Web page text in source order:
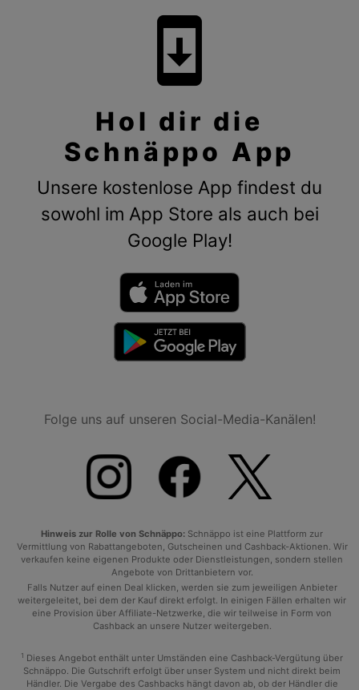
system_update
Hol dir die
Schnäppo App
Unsere kostenlose App findest du
sowohl im App Store als auch bei
Google Play!
Folge uns auf unseren Social-Media-Kanälen!
Hinweis zur Rolle von Schnäppo: Schnäppo ist eine Plattform zur
Vermittlung von Rabattangeboten, Gutscheinen und Cashback-Aktionen. Wir
verkaufen keine eigenen Produkte oder Dienstleistungen, sondern stellen
Angebote von Drittanbietern vor.
Falls Nutzer auf einen Deal klicken, werden sie zum jeweiligen Anbieter
weitergeleitet, bei dem der Kauf direkt erfolgt. In einigen Fällen erhalten wir
eine Provision über Affiliate-Netzwerke, die wir teilweise in Form von
Cashback an unsere Nutzer weitergeben.
1 Dieses Angebot enthält unter Umständen eine Cashback-Vergütung über
Schnäppo. Die Gutschrift erfolgt über unser System und nicht direkt beim
Händler. Die Vergabe des Cashbacks hängt davon ab, ob der Händler die